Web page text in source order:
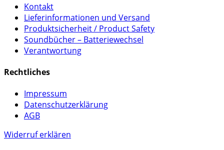
Kontakt
Lieferinformationen und Versand
Produktsicherheit / Product Safety
Soundbücher – Batteriewechsel
Verantwortung
Rechtliches
Impressum
Datenschutzerklärung
AGB
Widerruf erklären